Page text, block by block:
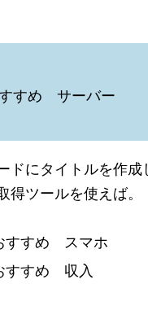
すめ サーバー
ドにタイトルを作成
得ツールを使えば。
すめ スマホ
すめ 収入